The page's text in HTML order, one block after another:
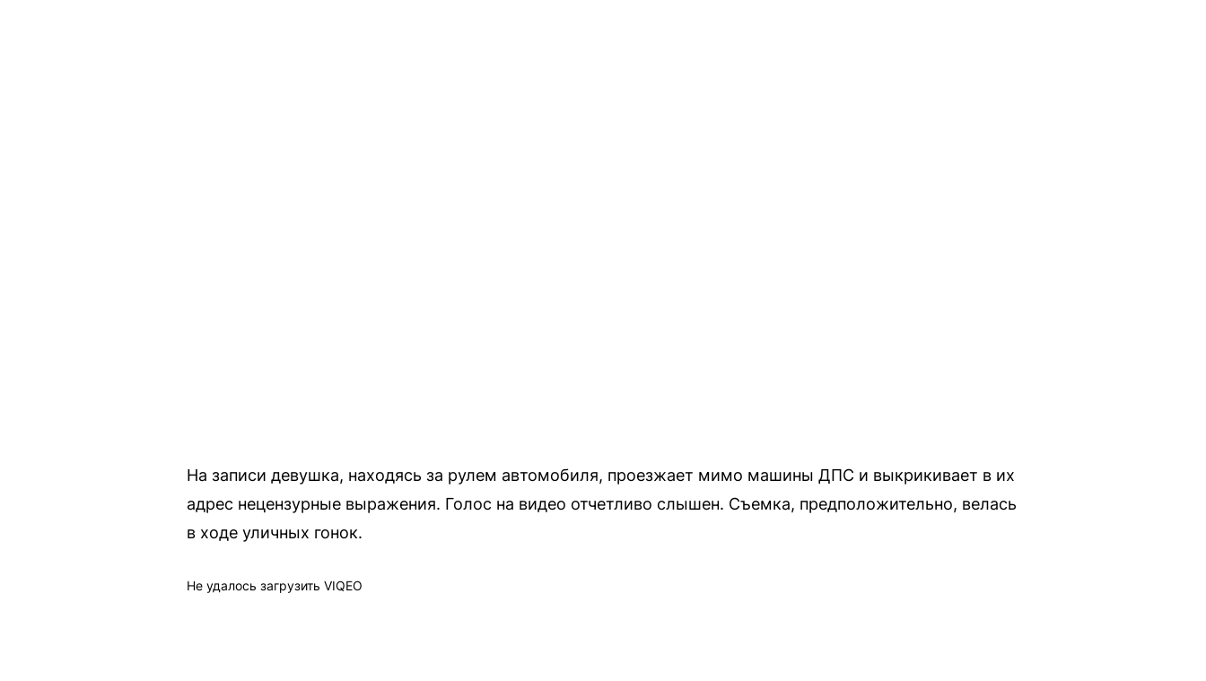
На записи девушка, находясь за рулем автомобиля, проезжает мимо машины ДПС и выкрикивает в их
адрес нецензурные выражения. Голос на видео отчетливо слышен. Съемка, предположительно, велась
в ходе уличных гонок.
Не удалось загрузить VIQEO